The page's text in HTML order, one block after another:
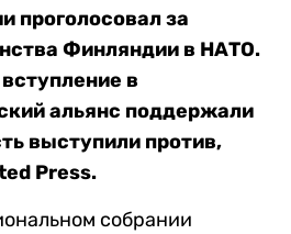
проголосовал за
Финляндии в НАТО.
в
альянс поддержали
выступили против,
Press.
собрании